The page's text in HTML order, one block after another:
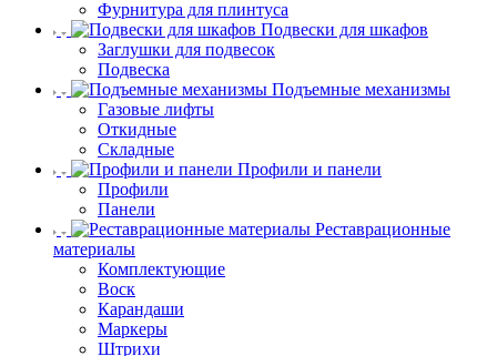
Фурнитура для плинтуса
Подвески для шкафов
Заглушки для подвесок
Подвеска
Подъемные механизмы
Газовые лифты
Откидные
Складные
Профили и панели
Профили
Панели
Реставрационные
материалы
Комплектующие
Воск
Карандаши
Маркеры
Штрихи